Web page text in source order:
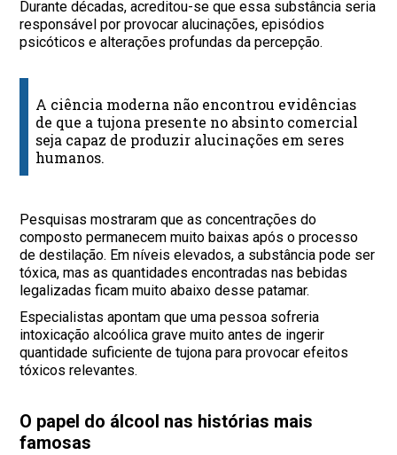
Durante décadas, acreditou-se que essa substância seria
responsável por provocar alucinações, episódios
psicóticos e alterações profundas da percepção.
A ciência moderna não encontrou evidências
de que a tujona presente no absinto comercial
seja capaz de produzir alucinações em seres
humanos.
Pesquisas mostraram que as concentrações do
composto permanecem muito baixas após o processo
de destilação. Em níveis elevados, a substância pode ser
tóxica, mas as quantidades encontradas nas bebidas
legalizadas ficam muito abaixo desse patamar.
Especialistas apontam que uma pessoa sofreria
intoxicação alcoólica grave muito antes de ingerir
quantidade suficiente de tujona para provocar efeitos
tóxicos relevantes.
O papel do álcool nas histórias mais
famosas